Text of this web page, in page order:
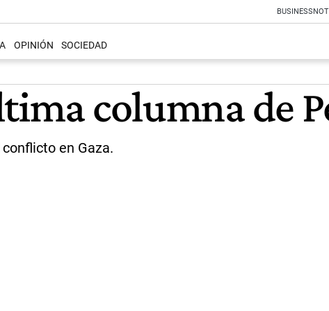
BUSINESS
OPINIÓN SOCIEDAD
columna de
en Gaza.